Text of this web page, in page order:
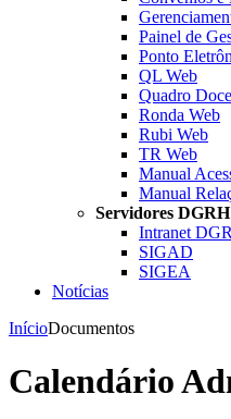
Painel de
Ponto
QL Web
Quadro
Ronda Web
Rubi Web
TR Web
Manual
Manual
Servidores DGRH
Intranet
SIGAD
SIGEA
Notícias
InícioDocumentos
Calendário